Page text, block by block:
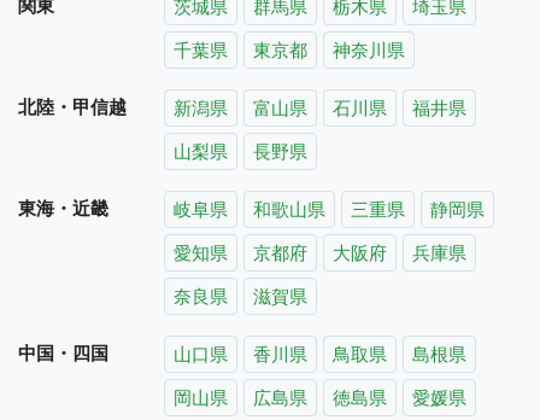
関東 茨城県 群馬県 栃木県
埼玉県
千葉県
東京都 神奈川県
北陸・甲信越 新潟県 富山県 石川県
福井県
山梨県
長野県
東海・近畿 岐阜県 和歌山県 三重県
静岡県
愛知県
京都府 大阪府
兵庫県
奈良県
滋賀県
中国・四国 山口県 香川県 鳥取県
島根県
岡山県
広島県 徳島県
愛媛県